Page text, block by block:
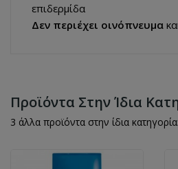
επιδερμίδα
Δεν περιέχει οινόπνευμα
Προϊόντα Στην Ίδια
3 άλλα προϊόντα στην ίδια κατηγορία: